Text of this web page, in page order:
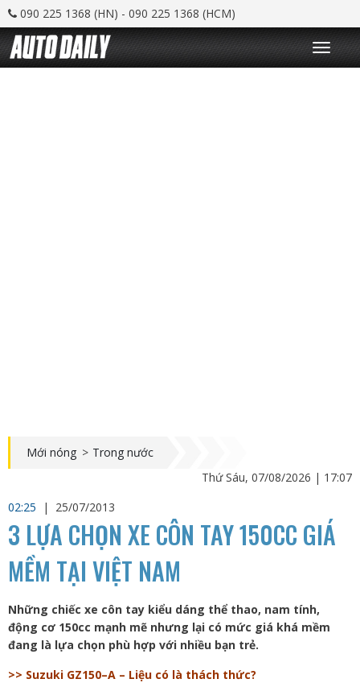
090 225 1368 (HN) - 090 225 1368 (HCM)
T
o
g
Mới nóng > Trong nước
Thứ Sáu, 07/08/2026 | 17:07
02:25
| 25/07/2013
3 LỰA CHỌN XE CÔN TAY 150CC GIÁ
MỀM TẠI VIỆT NAM
Những chiếc xe côn tay kiểu dáng thể thao, nam tính,
động cơ 150cc mạnh mẽ nhưng lại có mức giá khá mềm
đang là lựa chọn phù hợp với nhiều bạn trẻ.
>> Suzuki GZ150–A – Liệu có là thách thức?